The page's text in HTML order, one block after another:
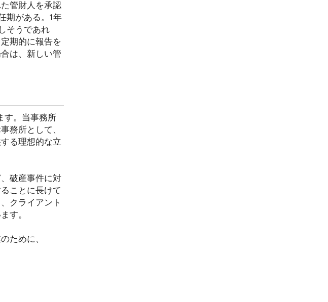
管財人を承認
期がある。1年
そうであれ
期的に報告を
は、新しい管
す。当事務所
務所として、
る理想的な立
破産事件に対
ことに長けて
クライアント
す。
ために、